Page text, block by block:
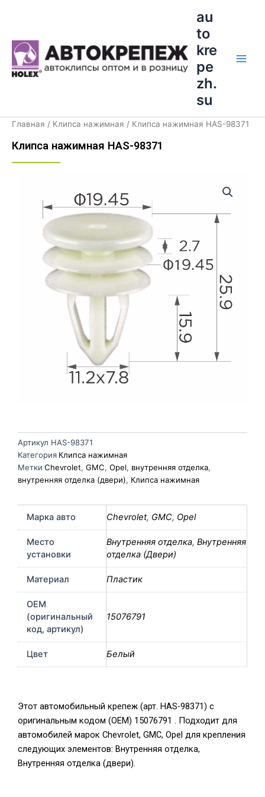
au
to
kre
pe
zh.
su
Главная / Клипса нажимная / Клипса нажимная HAS-98371
Клипса нажимная HAS-98371
Артикул HAS-98371
Категория Клипса нажимная
Метки Chevrolet, GMC, Opel, внутренняя отделка,
внутренняя отделка (двери), Клипса нажимная
Марка авто Chevrolet, GMC, Opel
Место
установки
Внутренняя отделка, Внутренняя
отделка (Двери)
Материал Пластик
OEM
(оригинальный
код, артикул)
15076791
Цвет Белый
Этот автомобильный крепеж (арт. HAS-98371) с
оригинальным кодом (OEM) 15076791 . Подходит для
автомобилей марок Chevrolet, GMC, Opel для крепления
следующих элементов: Внутренняя отделка,
Внутренняя отделка (двери).